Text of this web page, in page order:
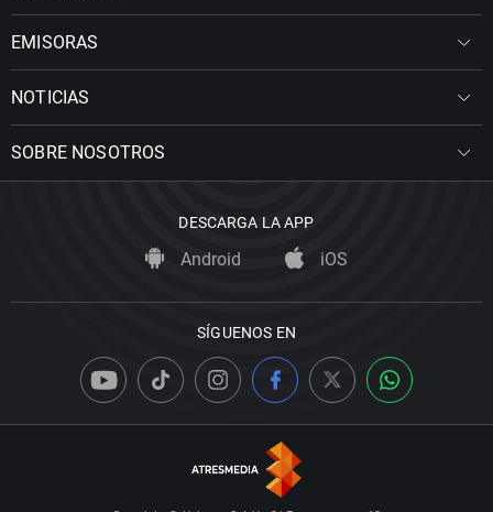
EMISORAS
NOTICIAS
SOBRE NOSOTROS
DESCARGA LA APP
Android iOS
SÍGUENOS EN